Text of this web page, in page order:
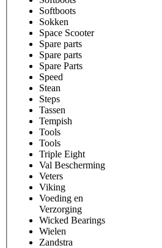
Softboots
Sokken
Space Scooter
Spare parts
Spare parts
Spare Parts
Speed
Stean
Steps
Tassen
Tempish
Tools
Tools
Triple Eight
Val Bescherming
Veters
Viking
Voeding en
Verzorging
Wicked Bearings
Wielen
Zandstra